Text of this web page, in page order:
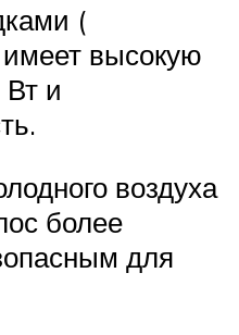
(
высокую
и
воздуха
более
для